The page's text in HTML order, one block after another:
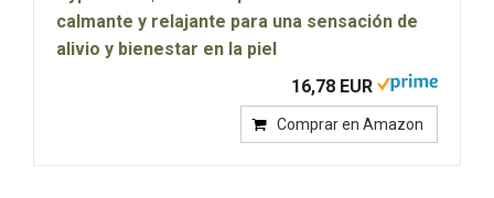
calmante y relajante para una sensación de
alivio y bienestar en la piel
16,78 EUR
Comprar en Amazon